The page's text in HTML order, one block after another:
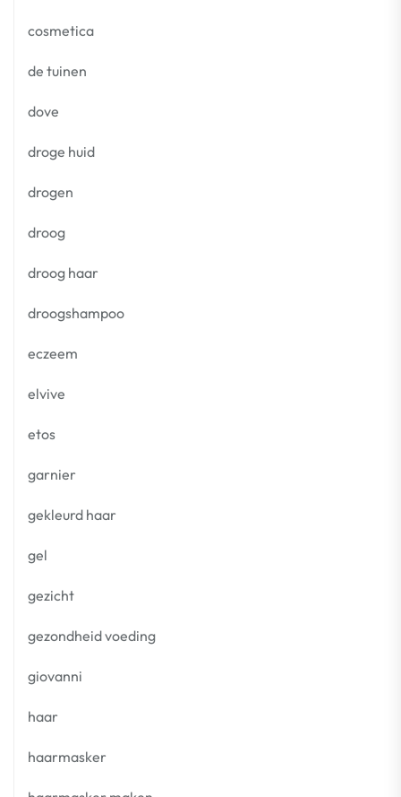
cosmetica
de tuinen
dove
droge huid
drogen
droog
droog haar
droogshampoo
eczeem
elvive
etos
garnier
gekleurd haar
gel
gezicht
gezondheid voeding
giovanni
haar
haarmasker